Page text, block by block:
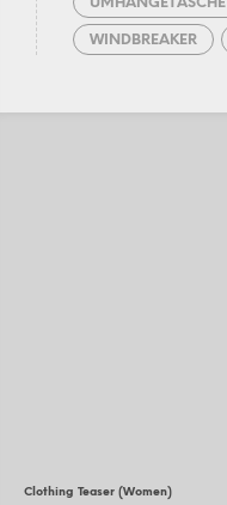
UMHÄNGETASCHE
WINDBREAKER
Clothing Teaser (Women)